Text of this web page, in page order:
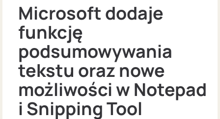
Microsoft dodaje
funkcję
podsumowywania
tekstu oraz nowe
możliwości w Notepad
i Snipping Tool